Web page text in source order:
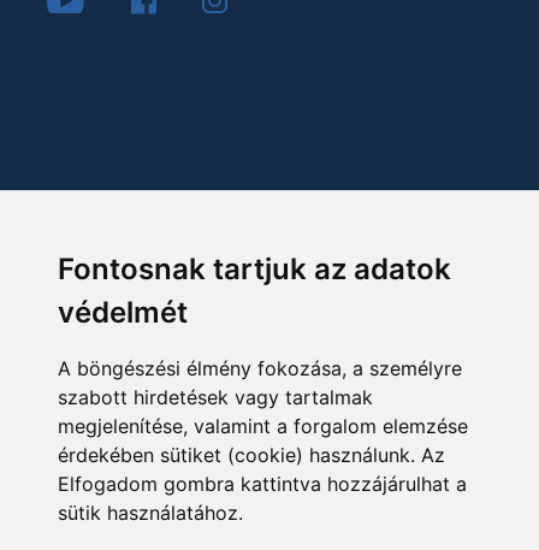
Fontosnak tartjuk az adatok
védelmét
A böngészési élmény fokozása, a személyre
szabott hirdetések vagy tartalmak
megjelenítése, valamint a forgalom elemzése
érdekében sütiket (cookie) használunk. Az
Elfogadom gombra kattintva hozzájárulhat a
sütik használatához.